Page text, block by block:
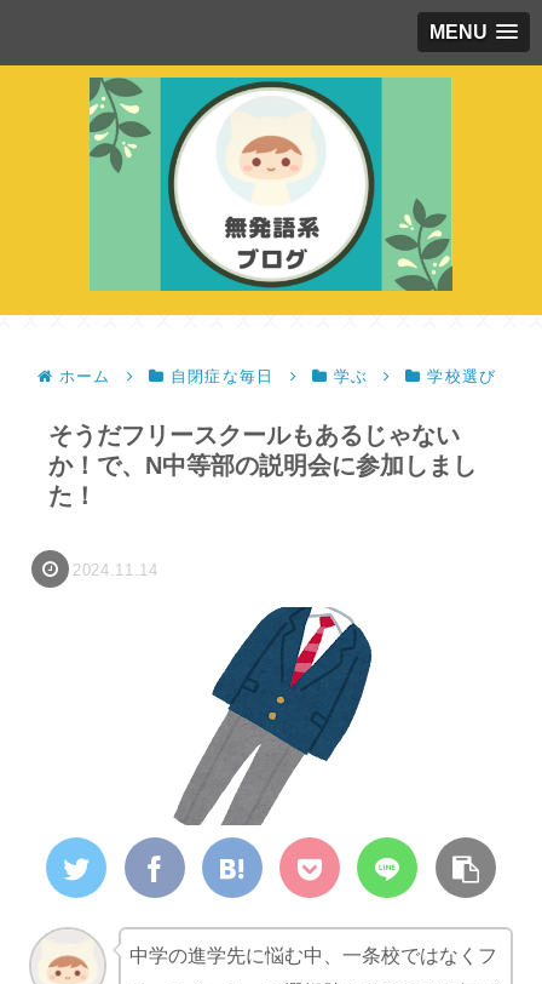
MENU
ホーム 自閉症な毎日 学ぶ 学校選び
そうだフリースクールもあるじゃない
か！で、N中等部の説明会に参加しまし
た！
2024.11.14
中学の進学先に悩む中、一条校ではなくフ